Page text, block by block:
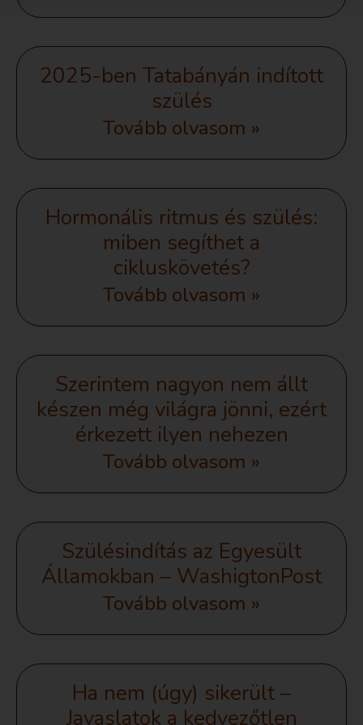
2025-ben Tatabányán indított
szülés
Tovább olvasom »
Hormonális ritmus és szülés:
miben segíthet a
cikluskövetés?
Tovább olvasom »
Szerintem nagyon nem állt
készen még világra jönni, ezért
érkezett ilyen nehezen
Tovább olvasom »
Szülésindítás az Egyesült
Államokban – WashigtonPost
Tovább olvasom »
Ha nem (úgy) sikerült –
Javaslatok a kedvezőtlen